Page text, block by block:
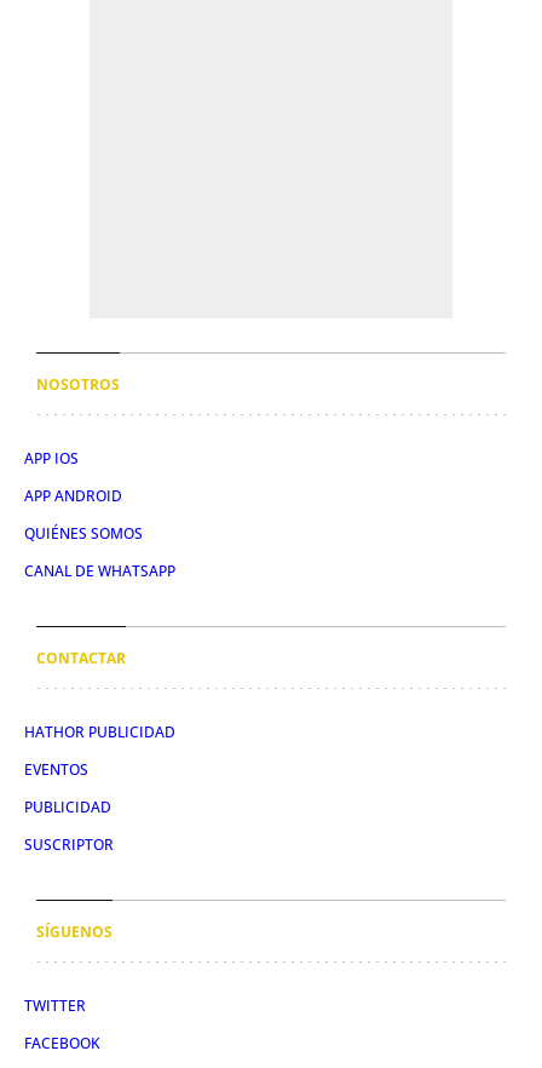
NOSOTROS
APP IOS
APP ANDROID
QUIÉNES SOMOS
CANAL DE WHATSAPP
CONTACTAR
HATHOR PUBLICIDAD
EVENTOS
PUBLICIDAD
SUSCRIPTOR
SÍGUENOS
TWITTER
FACEBOOK